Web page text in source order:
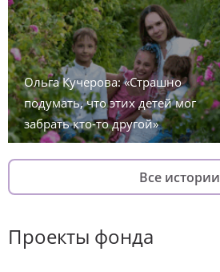
Ольга Кучерова: «Страшно
подумать, что этих детей мог
забрать кто-то другой»
Все истории
Проекты фонда